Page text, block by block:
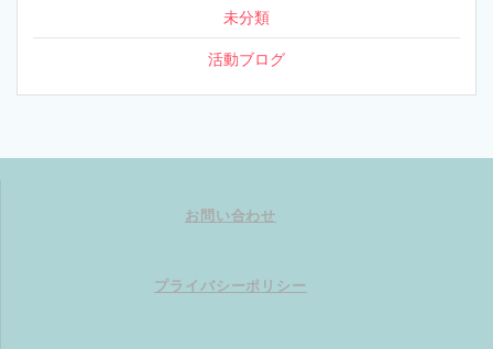
未分類
活動ブログ
お問い合わせ
プライバシーポリシー